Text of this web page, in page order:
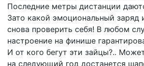
Последние метры дистанции
Зато какой эмоциональный заряд
снова проверить себя! В любом
настроение на финише
И от кого бегут эти зайцы?..
на следующий год достанется